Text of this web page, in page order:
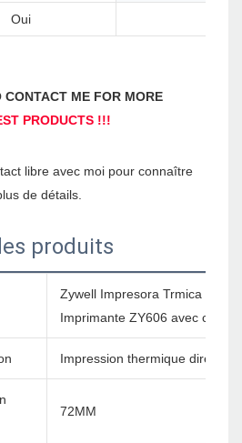
Oui
libre avec moi pour connaître
produits
Zywell Impresora Trmica
Imprimante ZY606 avec
Impression thermique directe
72MM